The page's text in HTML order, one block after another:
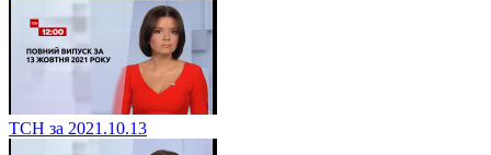
ТСН за 2021.10.13